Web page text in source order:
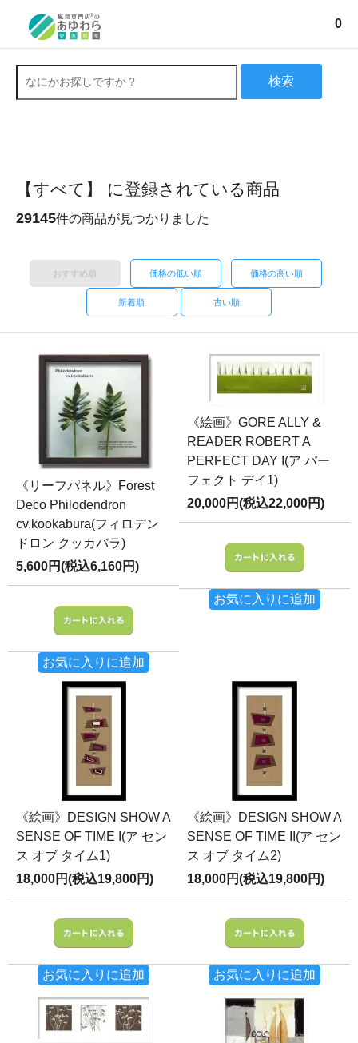
0
検索
【すべて】 に登録されている商品
29145件の商品が見つかりました
おすすめ順 価格の低い順 価格の高い順
新着順 古い順
《リーフパネル》Forest
Deco Philodendron
cv.kookabura(フィロデン
ドロン クッカバラ)
5,600円(税込6,160円)
お気に入りに追加
《絵画》GORE ALLY &
READER ROBERT A
PERFECT DAY I(ア パー
フェクト デイ1)
20,000円(税込22,000円)
お気に入りに追加
《絵画》DESIGN SHOW A
SENSE OF TIME I(ア セン
ス オブ タイム1)
18,000円(税込19,800円)
お気に入りに追加
《絵画》DESIGN SHOW A
SENSE OF TIME II(ア セン
ス オブ タイム2)
18,000円(税込19,800円)
お気に入りに追加